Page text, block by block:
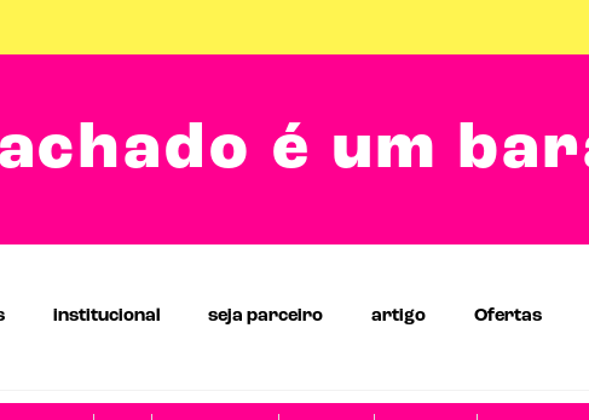
é um
institucional seja parceiro artigo Ofertas